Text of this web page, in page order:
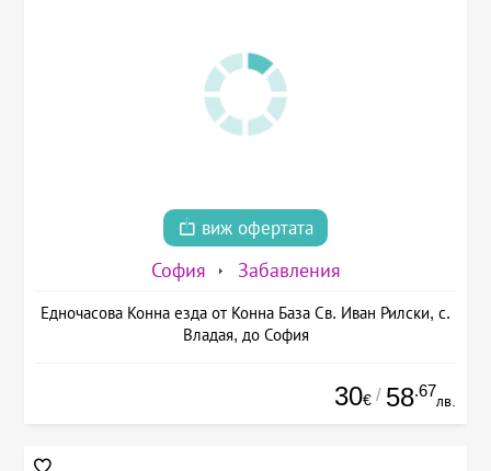
виж офертата
София Забавления
Едночасова Конна езда от Конна База Св. Иван Рилски, с.
Владая, до София
30€ / 58.67
лв.